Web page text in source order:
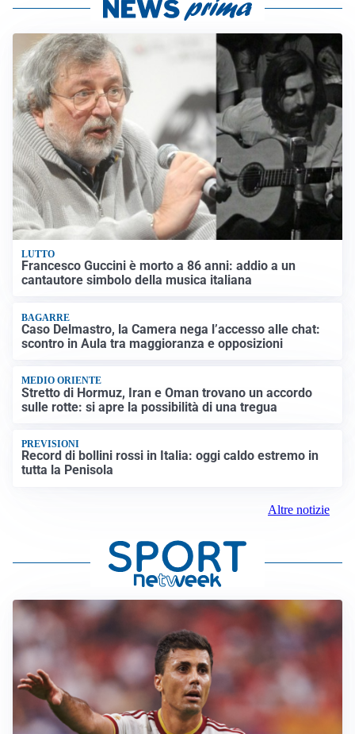
LUTTO
Francesco Guccini è morto a 86 anni: addio a un
cantautore simbolo della musica italiana
BAGARRE
Caso Delmastro, la Camera nega l’accesso alle chat:
scontro in Aula tra maggioranza e opposizioni
MEDIO ORIENTE
Stretto di Hormuz, Iran e Oman trovano un accordo
sulle rotte: si apre la possibilità di una tregua
PREVISIONI
Record di bollini rossi in Italia: oggi caldo estremo in
tutta la Penisola
Altre notizie